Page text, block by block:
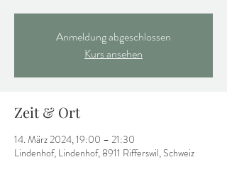
Anmeldung abgeschlossen
Kurs ansehen
Zeit & Ort
14. März 2024, 19:00 – 21:30
Lindenhof, Lindenhof, 8911 Rifferswil, Schweiz